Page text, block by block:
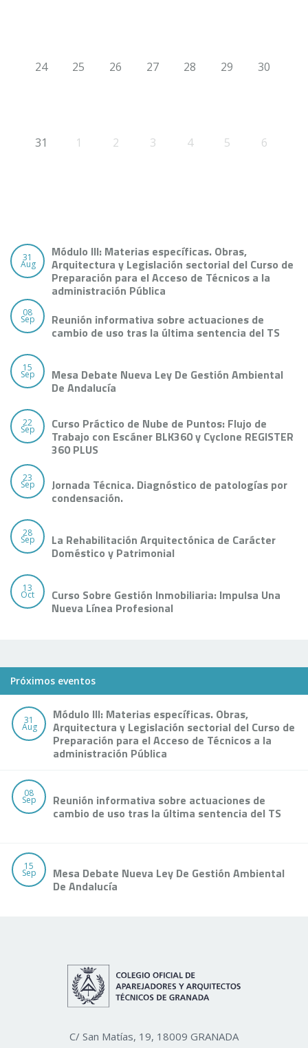
24 25 26 27 28 29 30
31 1 2 3 4 5 6
31
Aug
Módulo III: Materias específicas. Obras,
Arquitectura y Legislación sectorial del Curso de
Preparación para el Acceso de Técnicos a la
administración Pública
08
Sep Reunión informativa sobre actuaciones de
cambio de uso tras la última sentencia del TS
15
Sep Mesa Debate Nueva Ley De Gestión Ambiental
De Andalucía
22
Sep Curso Práctico de Nube de Puntos: Flujo de
Trabajo con Escáner BLK360 y Cyclone REGISTER
360 PLUS
23
Sep Jornada Técnica. Diagnóstico de patologías por
condensación.
28
Sep La Rehabilitación Arquitectónica de Carácter
Doméstico y Patrimonial
13
Oct Curso Sobre Gestión Inmobiliaria: Impulsa Una
Nueva Línea Profesional
Próximos eventos
31
Aug
Módulo III: Materias específicas. Obras,
Arquitectura y Legislación sectorial del Curso de
Preparación para el Acceso de Técnicos a la
administración Pública
08
Sep Reunión informativa sobre actuaciones de
cambio de uso tras la última sentencia del TS
15
Sep Mesa Debate Nueva Ley De Gestión Ambiental
De Andalucía
C/ San Matías, 19, 18009 GRANADA